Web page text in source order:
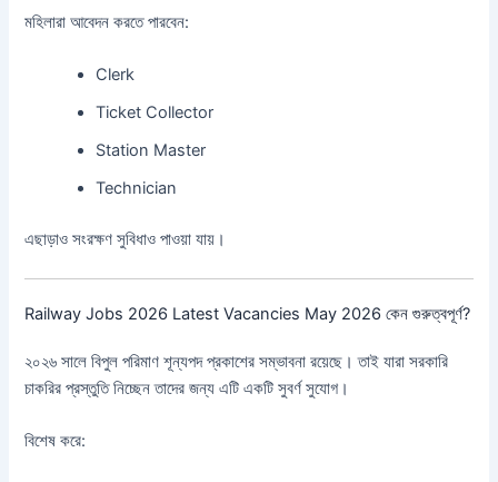
মহিলারা আবেদন করতে পারবেন:
Clerk
Ticket Collector
Station Master
Technician
এছাড়াও সংরক্ষণ সুবিধাও পাওয়া যায়।
Railway Jobs 2026 Latest Vacancies May 2026 কেন গুরুত্বপূর্ণ?
২০২৬ সালে বিপুল পরিমাণ শূন্যপদ প্রকাশের সম্ভাবনা রয়েছে। তাই যারা সরকারি
চাকরির প্রস্তুতি নিচ্ছেন তাদের জন্য এটি একটি সুবর্ণ সুযোগ।
বিশেষ করে: